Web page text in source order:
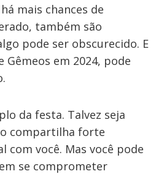
mais chances de
também são
pode ser obscurecido. E
Gêmeos em 2024, pode
da festa. Talvez seja
compartilha forte
com você. Mas você pode
se comprometer